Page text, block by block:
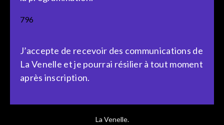
796
J’accepte de recevoir des communications de
La Venelle et je pourrai résilier à tout moment
après inscription.
La Venelle.